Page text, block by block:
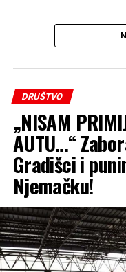
DRUŠTVO
„NISAM
AUTU…“
Gradišci i
Njemačku!